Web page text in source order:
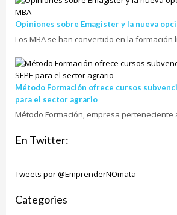
Opiniones sobre Emagister y la nueva
Los MBA se han convertido en la formación
Método Formación ofrece cursos
para el sector agrario
Método Formación, empresa perteneciente
En Twitter:
Tweets por @EmprenderNOmata
Categories